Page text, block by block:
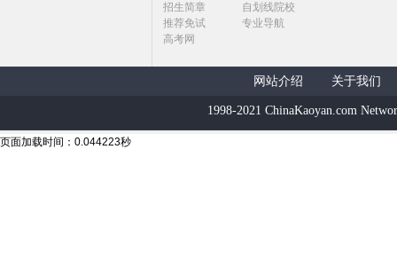
招生简章
推荐免试
高考网
自划线院校
专业导航
网站介绍 关于我们
1998-2021 ChinaKaoyan.com
页面加载时间：0.044223秒